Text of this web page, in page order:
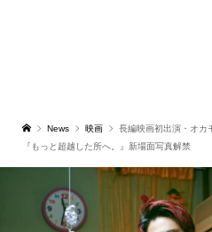
News 映画
長編映画初出演・オカ
『もっと超越した所へ。』新場面写真解禁